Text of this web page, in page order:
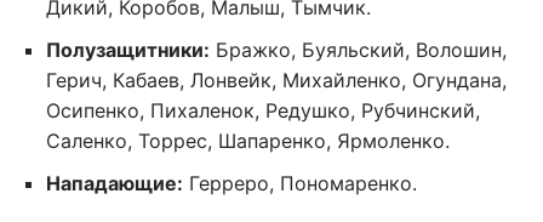
Дикий, Коробов, Малыш, Тымчик.
Полузащитники: Бражко, Буяльский, Волошин,
Герич, Кабаев, Лонвейк, Михайленко, Огундана,
Осипенко, Пихаленок, Редушко, Рубчинский,
Саленко, Торрес, Шапаренко, Ярмоленко.
Нападающие: Герреро, Пономаренко.